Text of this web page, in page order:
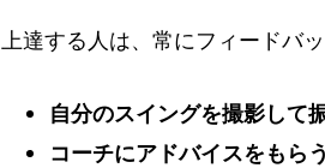
上達する人は、常にフィードバ
自分のスイングを撮影して
コーチにアドバイスをもらう